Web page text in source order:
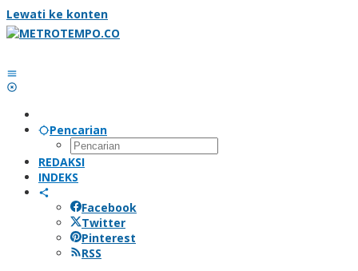
Lewati ke konten
Pencarian
REDAKSI
INDEKS
Facebook
Twitter
Pinterest
RSS